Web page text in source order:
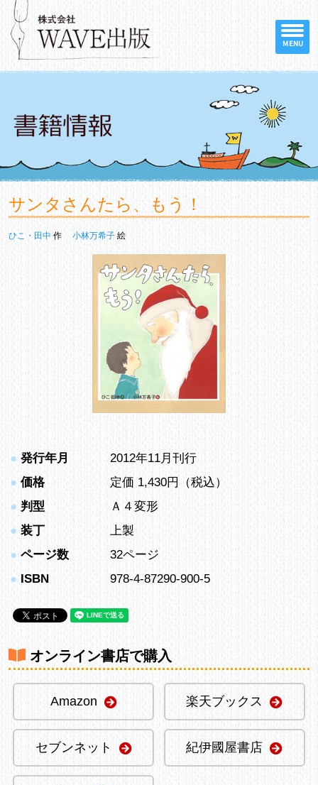
MENU
サンタさんたら、もう！
ひこ・田中 作 小林万希子 絵
● 発行年月
2012年11月刊行
● 価格
定価 1,430円（税込）
● 判型
Ａ４変形
● 装丁
上製
● ページ数
32ページ
● ISBN 978-4-87290-900-5
オンライン書店で購入
Amazon 楽天ブックス
セブンネット 紀伊國屋書店